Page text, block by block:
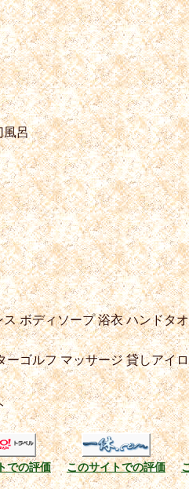
呂
スボディソープ浴衣ハンドタ
ーゴルフマッサージ貸しアイ
での評価 このサイトでの評価